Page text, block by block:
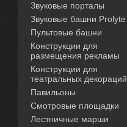
Звуковые порталы
Звуковые башни Prolyte
Пультовые башни
Конструкции для
размещения рекламы
Конструкции для
театральных декораций
Павильоны
Смотровые площадки
Лестничные марши